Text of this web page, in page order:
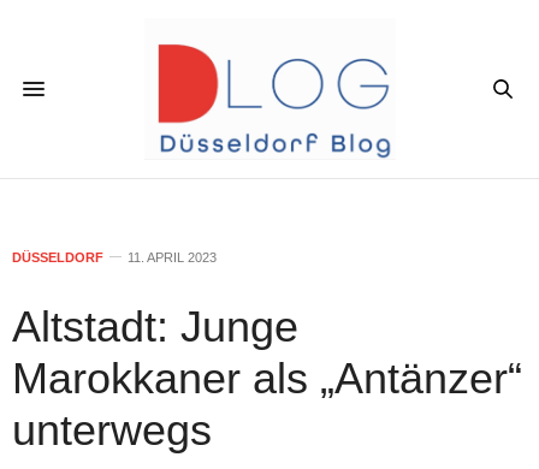
DÜSSELDORF 11. APRIL 2023
Altstadt: Junge
Marokkaner als „Antänzer“
unterwegs